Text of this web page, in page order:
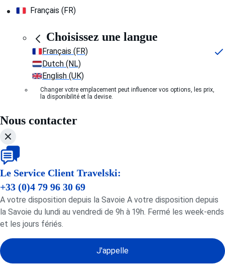
Français (FR)
Choisissez une langue
Français (FR)
Dutch (NL)
English (UK)
Changer votre emplacement peut influencer vos options, les prix,
la disponibilité et la devise.
Nous contacter
Le Service Client Travelski:
+33 (0)4 79 96 30 69
A votre disposition depuis la Savoie A votre disposition depuis
la Savoie du lundi au vendredi de 9h à 19h. Fermé les week-ends
et les jours fériés.
J'appelle